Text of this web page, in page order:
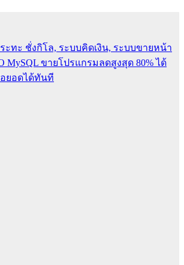
ทะ ชั่งกิโล, ระบบคิดเงิน, ระบบขายหน้า
MySQL ขายโปรแกรมลดสูงสุด 80% ได้
ยอดได้ทันที
อม Workshop PHP PDO MySQL อีก